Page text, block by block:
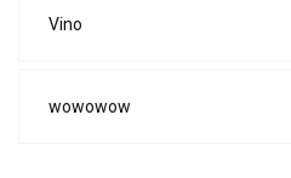
Vino
wowowow